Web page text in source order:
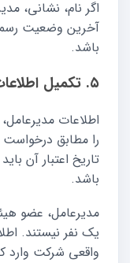
اگر نام، نشانی،
آخرین وضعیت
باشد.
۵. تکمیل اطلاعات مدیرعامل و صاحبان امضا
اطلاعات
را مطابق
تاریخ اعتبار آن
باشد.
مدیرعامل، عضو
یک نفر نیستند.
واقعی شرکت وارد